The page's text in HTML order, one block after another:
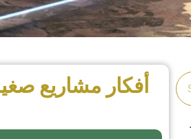
أفكار مشاريع